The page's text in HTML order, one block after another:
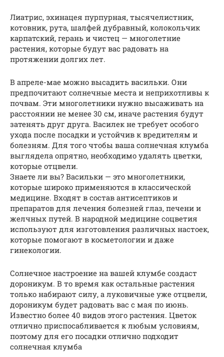
Лиатрис, эхинацея пурпурная, тысячелистник,
котовник, рута, шалфей дубравный, колокольчик
карпатский, герань и чистец — многолетние
растения, которые будут вас радовать на
протяжении долгих лет.
В апреле-мае можно высадить васильки. Они
предпочитают солнечные места и неприхотливы к
почвам. Эти многолетники нужно высаживать на
расстоянии не менее 30 см, иначе растения будут
затенять друг друга. Василек не требует особого
ухода после посадки и устойчив к вредителям и
болезням. Для того чтобы ваша солнечная клумба
выглядела опрятно, необходимо удалять цветки,
которые отцвели.
Знаете ли вы? Васильки — это многолетники,
которые широко применяются в классической
медицине. Входят в состав антисептиков и
препаратов для лечения болезней глаз, печени и
желчных путей. В народной медицине соцветия
используют для изготовления различных настоек,
которые помогают в косметологии и даже
гинекологии.
Солнечное настроение на вашей клумбе создаст
дороникум. В то время как остальные растения
только набирают силу, а луковичные уже отцвели,
дороникум будет радовать вас с мая по июнь.
Известно более 40 видов этого растения. Цветок
отлично приспосабливается к любым условиям,
поэтому для его посадки отлично подходит
солнечная клумба